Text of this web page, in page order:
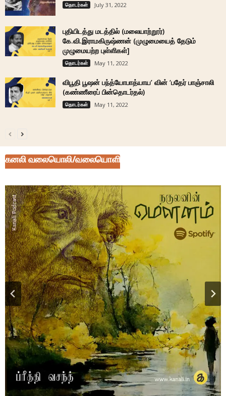
தொடர்கள் July 31, 2022
புதியிடத்து மடத்தில் (மலையாற்றூர்)
கே.வி.இராமகிருஷ்ணன் (முழுமையைத் தேடும்
முழுமையற்ற புள்ளிகள்]
தொடர்கள் May 11, 2022
விபூதி பூஷன் பந்த்யோபாத்யாய’ வின் ‘பதேர் பாஞ்சாலி
(கண்ணீரைப் பின்தொடர்தல்)
தொடர்கள் May 11, 2022
கனலி வலையொலி/வலையொளி